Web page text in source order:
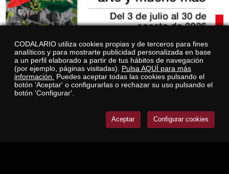
CODALARIO utiliza cookies propias y de terceros para fines
analíticos y para mostrarte publicidad personalizada en base
a un perfil elaborado a partir de tus hábitos de navegación
(por ejemplo, páginas visitadas). Pulsa AQUÍ para más
información.
Puedes aceptar todas las cookies pulsando el
botón 'Aceptar' o configurarlas o rechazar su uso pulsando el
botón 'Configurar'.
Aceptar Configurar cookies